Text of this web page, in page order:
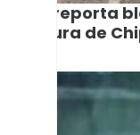
Se reporta
altura de